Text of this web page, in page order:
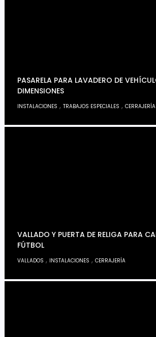
PASARELA PARA LAVADERO DE
DIMENSIONES
INSTALACIONES ,TRABAJOS ESPECIALES ,CERRAJERÍA
VALLADO Y PUERTA DE RELIGA PARA
FÚTBOL
VALLADOS , INSTALACIONES ,CERRAJERÍA